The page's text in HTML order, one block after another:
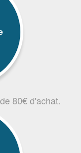
80€ d'achat.